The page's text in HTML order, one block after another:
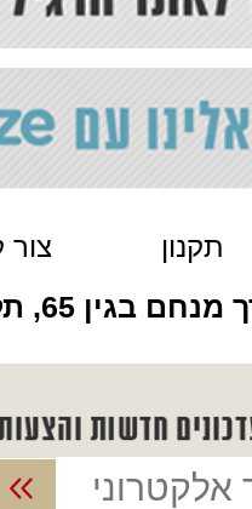
תקנון
בגין 65, תל אביב